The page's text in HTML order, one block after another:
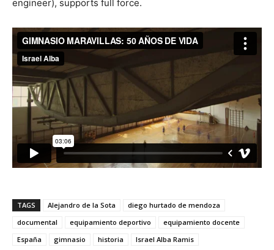
engineer), supports full force.
TAGS Alejandro de la Sota
diego hurtado de mendoza
documental
equipamiento deportivo
equipamiento docente
España
gimnasio historia Israel Alba Ramis